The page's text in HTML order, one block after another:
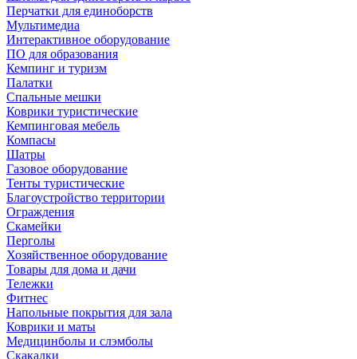
Перчатки для единоборств
Мультимедиа
Интерактивное оборудование
ПО для образования
Кемпинг и туризм
Палатки
Спальные мешки
Коврики туристические
Кемпинговая мебель
Компасы
Шатры
Газовое оборудование
Тенты туристические
Благоустройство территории
Ограждения
Скамейки
Перголы
Хозяйственное оборудование
Товары для дома и дачи
Тележки
Фитнес
Напольные покрытия для зала
Коврики и маты
Медицинболы и слэмболы
Скакалки